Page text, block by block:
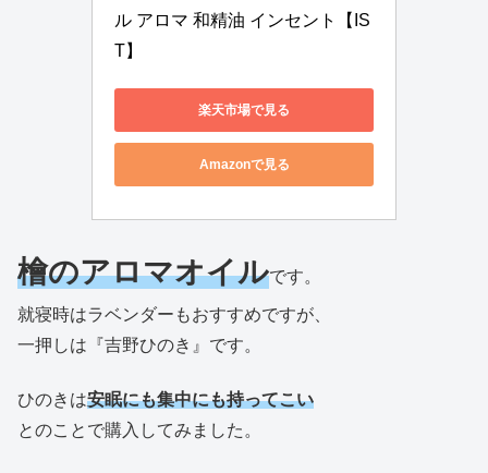
ル アロマ 和精油 インセント【IS
T】
楽天市場で見る
Amazonで見る
檜のアロマオイルです。
就寝時はラベンダーもおすすめですが、
一押しは『吉野ひのき』です。
ひのきは安眠にも集中にも持ってこい
とのことで購入してみました。